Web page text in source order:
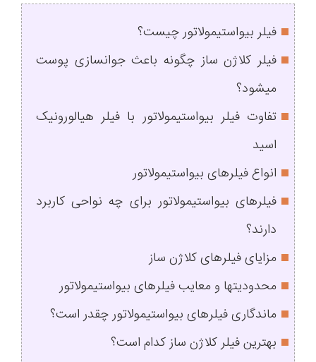
فیلر بیواستیمولاتور چیست؟
فیلر کلاژن ساز چگونه باعث جوانسازی پوست
میشود؟
تفاوت فیلر بیواستیمولاتور با فیلر هیالورونیک
اسید
انواع فیلرهای بیواستیمولاتور
فیلرهای بیواستیمولاتور برای چه نواحی کاربرد
دارند؟
مزایای فیلرهای کلاژن ساز
محدودیتها و معایب فیلرهای بیواستیمولاتور
ماندگاری فیلرهای بیواستیمولاتور چقدر است؟
بهترین فیلر کلاژن ساز کدام است؟